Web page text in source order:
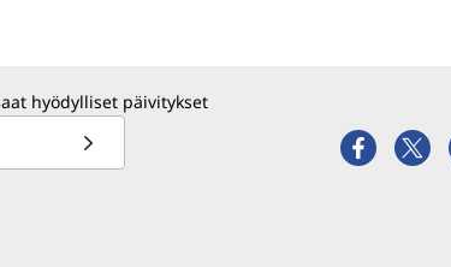
hyödylliset päivitykset